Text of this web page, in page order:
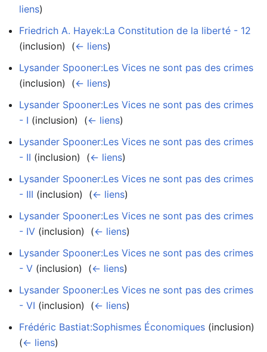
liens)
Friedrich A. Hayek:La Constitution de la liberté - 12
(inclusion) ‎ (← liens)
Lysander Spooner:Les Vices ne sont pas des crimes
(inclusion) ‎ (← liens)
Lysander Spooner:Les Vices ne sont pas des crimes
- I (inclusion) ‎ (← liens)
Lysander Spooner:Les Vices ne sont pas des crimes
- II (inclusion) ‎ (← liens)
Lysander Spooner:Les Vices ne sont pas des crimes
- III (inclusion) ‎ (← liens)
Lysander Spooner:Les Vices ne sont pas des crimes
- IV (inclusion) ‎ (← liens)
Lysander Spooner:Les Vices ne sont pas des crimes
- V (inclusion) ‎ (← liens)
Lysander Spooner:Les Vices ne sont pas des crimes
- VI (inclusion) ‎ (← liens)
Frédéric Bastiat:Sophismes Économiques (inclusion) ‎
(← liens)